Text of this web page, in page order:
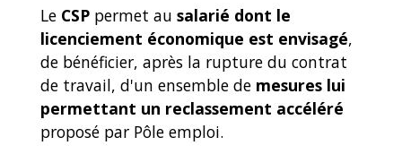
Le CSP permet au salarié dont le
licenciement économique est envisagé,
de bénéficier, après la rupture du contrat
de travail, d'un ensemble de mesures lui
permettant un reclassement accéléré
proposé par Pôle emploi.